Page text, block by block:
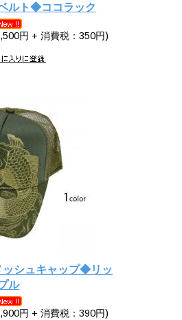
ルト◆ココラック
円 + 消費税：350円)
ッシュキャップ◆リッ
ル
円 + 消費税：390円)